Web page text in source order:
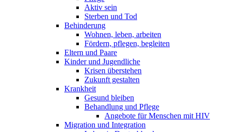
Aktiv sein
Sterben und Tod
Behinderung
Wohnen, leben, arbeiten
Fördern, pflegen, begleiten
Eltern und Paare
Kinder und Jugendliche
Krisen überstehen
Zukunft gestalten
Krankheit
Gesund bleiben
Behandlung und Pflege
Angebote für Menschen mit HIV
Migration und Integration